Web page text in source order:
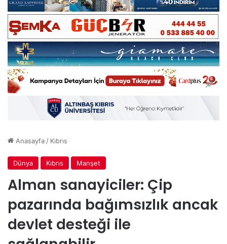
Anasayfa/ Kıbrıs
Dünya Kıbrıs Manşet
Alman sanayiciler: Çip
pazarında bağımsızlık ancak
devlet desteği ile